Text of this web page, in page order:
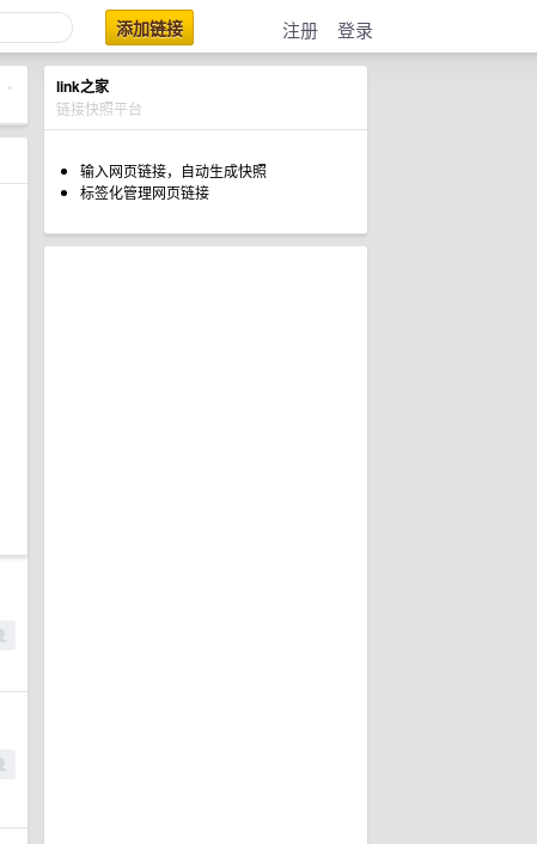
添加链接 注册 登录
link之家
链接快照平台
输入网页链接，自动生成快照
标签化管理网页链接
•